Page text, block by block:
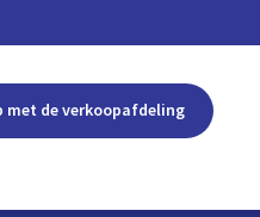
met de verkoopafdeling